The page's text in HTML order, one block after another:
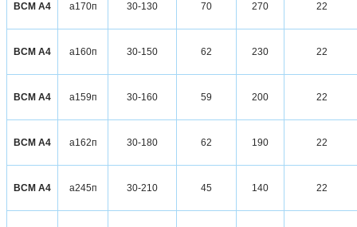
ВСМ А4 а170п 30-130 70 270 22
ВСМ А4 а160п 30-150 62 230 22
ВСМ А4 а159п 30-160 59 200 22
ВСМ А4 а162п 30-180 62 190 22
ВСМ А4 а245п 30-210 45 140 22